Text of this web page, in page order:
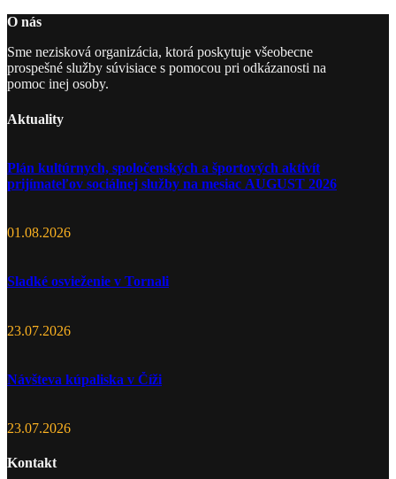
O nás
Sme nezisková organizácia, ktorá poskytuje všeobecne
prospešné služby súvisiace s pomocou pri odkázanosti na
pomoc inej osoby.
Aktuality
Plán kultúrnych, spoločenských a športových aktivít
prijímateľov sociálnej služby na mesiac AUGUST 2026
01.08.2026
Sladké osvieženie v Tornali
23.07.2026
Návšteva kúpaliska v Číži
23.07.2026
Kontakt